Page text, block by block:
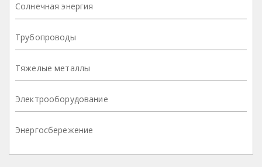
Солнечная энергия
Трубопроводы
Тяжелые металлы
Электрооборудование
Энергосбережение